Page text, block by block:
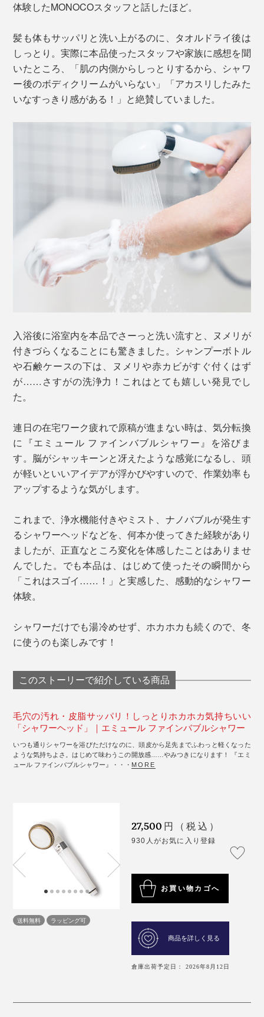
体験したMONOCOスタッフと話したほど。
髪も体もサッパリと洗い上がるのに、タオルドライ後は
しっとり。実際に本品使ったスタッフや家族に感想を聞
いたところ、「肌の内側からしっとりするから、シャワ
ー後のボディクリームがいらない」「アカスリしたみた
いなすっきり感がある！」と絶賛していました。
入浴後に浴室内を本品でさーっと洗い流すと、ヌメリが
付きづらくなることにも驚きました。シャンプーボトル
や石鹸ケースの下は、ヌメリや赤カビがすぐ付くはず
が……さすがの洗浄力！これはとても嬉しい発見でし
た。
連日の在宅ワーク疲れで原稿が進まない時は、気分転換
に『エミュール ファインバブルシャワー』を浴びま
す。脳がシャッキーンと冴えたような感覚になるし、頭
が軽いといいアイデアが浮かびやすいので、作業効率も
アップするような気がします。
これまで、浄水機能付きやミスト、ナノバブルが発生す
るシャワーヘッドなどを、何本か使ってきた経験があり
ましたが、正直なところ変化を体感したことはありませ
んでした。でも本品は、はじめて使ったその瞬間から
「これはスゴイ……！」と実感した、感動的なシャワー
体験。
シャワーだけでも湯冷めせず、ホカホカも続くので、冬
に使うのも楽しみです！
このストーリーで紹介している商品
毛穴の汚れ・皮脂サッパリ！しっとりホカホカ気持ちいい
「シャワーヘッド」｜エミュール ファインバブルシャワー
いつも通りシャワーを浴びただけなのに、頭皮から足先までふわっと軽くなった
ような気持ちよさ。はじめて味わうこの開放感……やみつきになります！ 『エミ
ュール ファインバブルシャワー』・・・ MORE
送料無料 ラッピング可
27,500 円（税込）
930人がお気に入り登録
お買い物カゴへ
商品を詳しく見る
倉庫出荷予定日： 2026年8月12日